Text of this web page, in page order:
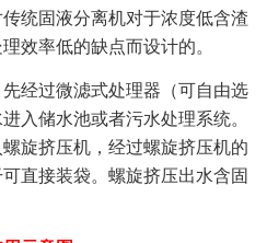
统固液分离机对于浓度低含渣
效率低的缺点而设计的。
经过微滤式处理器（可自由选
入储水池或者污水处理系统。
旋挤压机，经过螺旋挤压机的
直接装袋。螺旋挤压出水含固